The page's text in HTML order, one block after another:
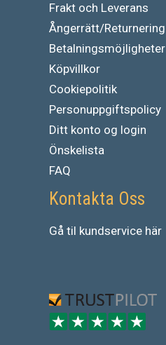
Frakt och Leverans
Ångerrätt/Returnering
Betalningsmöjligheter
Köpvillkor
Cookiepolitik
Personuppgiftspolicy
Ditt konto og login
Önskelista
FAQ
Kontakta Oss
Gå til kundservice här